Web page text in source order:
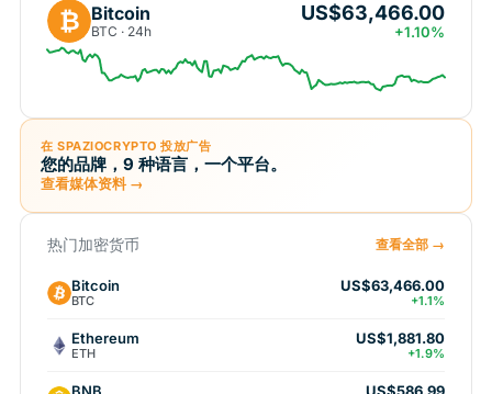
₿ Bitcoin
BTC · 24h
US$63,466.00
+1.10%
在 SPAZIOCRYPTO 投放广告
您的品牌，9 种语言，一个平台。
查看媒体资料 →
热门加密货币 查看全部 →
Bitcoin
BTC
US$63,466.00
+1.1%
Ethereum
ETH
US$1,881.80
+1.9%
BNB